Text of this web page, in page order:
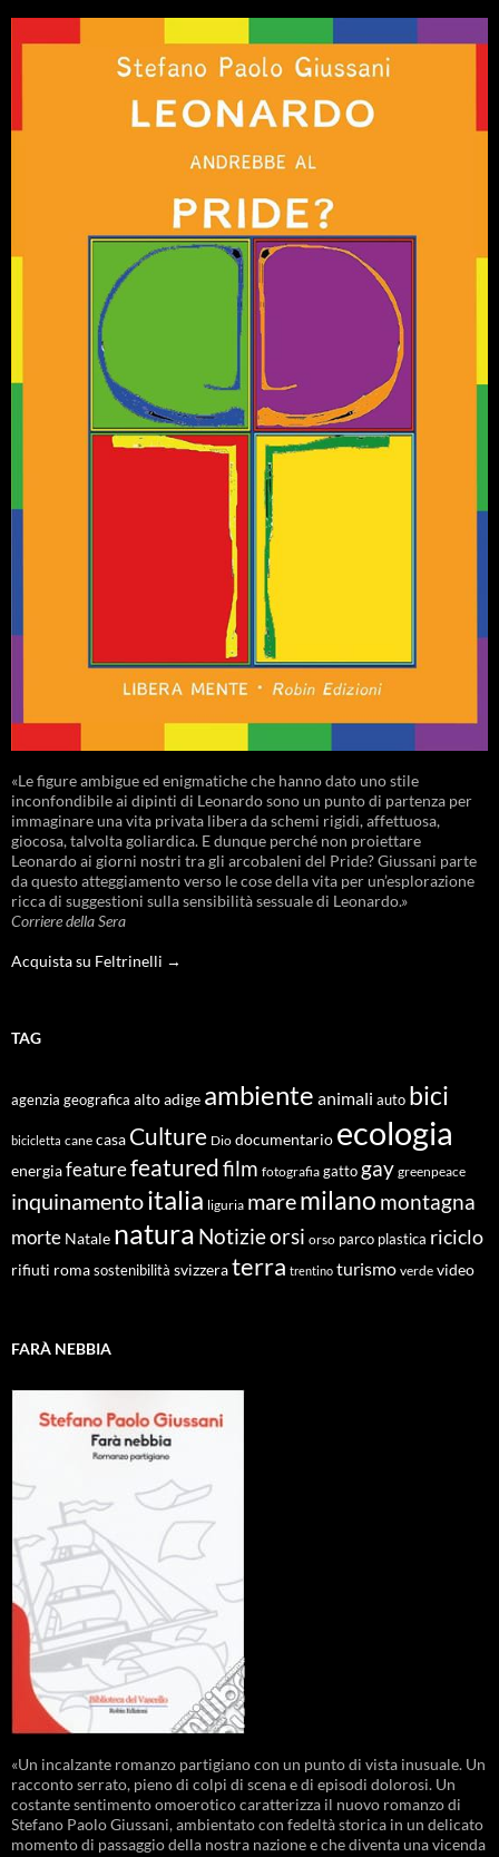
«Le figure ambigue ed enigmatiche che hanno dato uno stile
inconfondibile ai dipinti di Leonardo sono un punto di partenza per
immaginare una vita privata libera da schemi rigidi, affettuosa,
giocosa, talvolta goliardica. E dunque perché non proiettare
Leonardo ai giorni nostri tra gli arcobaleni del Pride? Giussani parte
da questo atteggiamento verso le cose della vita per un’esplorazione
ricca di suggestioni sulla sensibilità sessuale di Leonardo.»
Corriere della Sera
Acquista su Feltrinelli →
TAG
agenzia geografica alto adige ambiente animali auto bici
bicicletta cane casa Culture Dio documentario ecologia
energiafeaturefeaturedfilm fotografia gatto gay greenpeace
inquinamentoitalia liguria maremilano montagna
morte Natale natura Notizieorsi orso parco plastica riciclo
rifiuti roma sostenibilità svizzeraterra trentino turismo verde video
FARÀ NEBBIA
«Un incalzante romanzo partigiano con un punto di vista inusuale. Un
racconto serrato, pieno di colpi di scena e di episodi dolorosi. Un
costante sentimento omoerotico caratterizza il nuovo romanzo di
Stefano Paolo Giussani, ambientato con fedeltà storica in un delicato
momento di passaggio della nostra nazione e che diventa una vicenda